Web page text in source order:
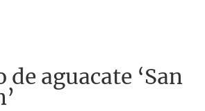
de aguacate ‘San